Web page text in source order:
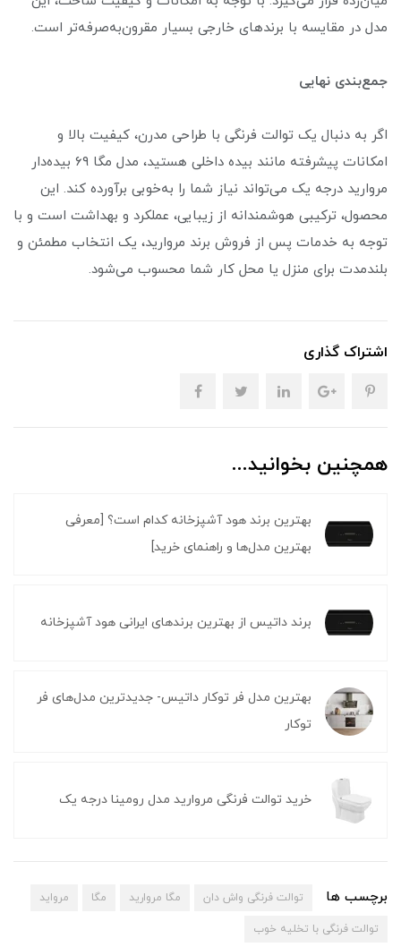
مدل در مقایسه با برندهای خارجی بسیار مقرون‌به‌صرفه‌تر است.
جمع‌بندی نهایی
اگر به دنبال یک توالت فرنگی با طراحی مدرن، کیفیت بالا و
امکانات پیشرفته مانند بیده داخلی هستید، مدل مگا ۶۹ بیده‌دار
مروارید درجه یک می‌تواند نیاز شما را به‌خوبی برآورده کند. این
محصول، ترکیبی هوشمندانه از زیبایی، عملکرد و بهداشت است و با
توجه به خدمات پس از فروش برند مروارید، یک انتخاب مطمئن و
بلندمدت برای منزل یا محل کار شما محسوب می‌شود.
اشتراک گذاری
همچنین بخوانید...
بهترین برند هود آشپزخانه کدام است؟ [معرفی
بهترین مدل‌ها و راهنمای خرید]
برند داتیس از بهترین برندهای ایرانی هود آشپزخانه
بهترین مدل فر توکار داتیس- جدیدترین مدل‌های فر
توکار
خرید توالت فرنگی مروارید مدل رومینا درجه یک
برچسب ها توالت فرنگی واش دان مگا مروارید مگا مرواید
توالت فرنگی با تخلیه خوب